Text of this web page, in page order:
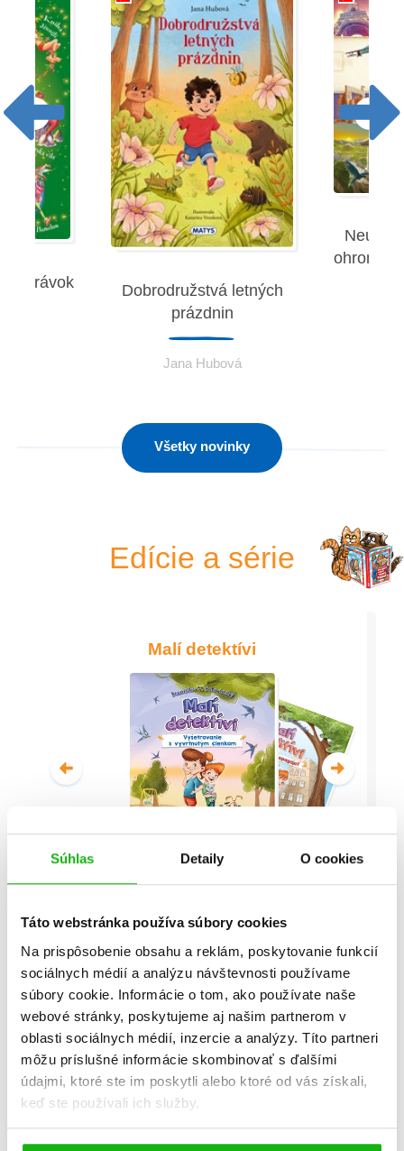
Súhlas Detaily O cookies
Táto webstránka používa súbory cookies
Na prispôsobenie obsahu a reklám, poskytovanie funkcií
sociálnych médií a analýzu návštevnosti používame
súbory cookie. Informácie o tom, ako používate naše
webové stránky, poskytujeme aj našim partnerom v
oblasti sociálnych médií, inzercie a analýzy. Títo partneri
môžu príslušné informácie skombinovať s ďalšími
údajmi, ktoré ste im poskytli alebo ktoré od vás získali,
keď ste používali ich služby.
Dobrodružstvá letných
prázdnin
Jana Hubová
Všetky novinky
Edície a série
Malí detektívi
Celá séria
Všetky edície a série